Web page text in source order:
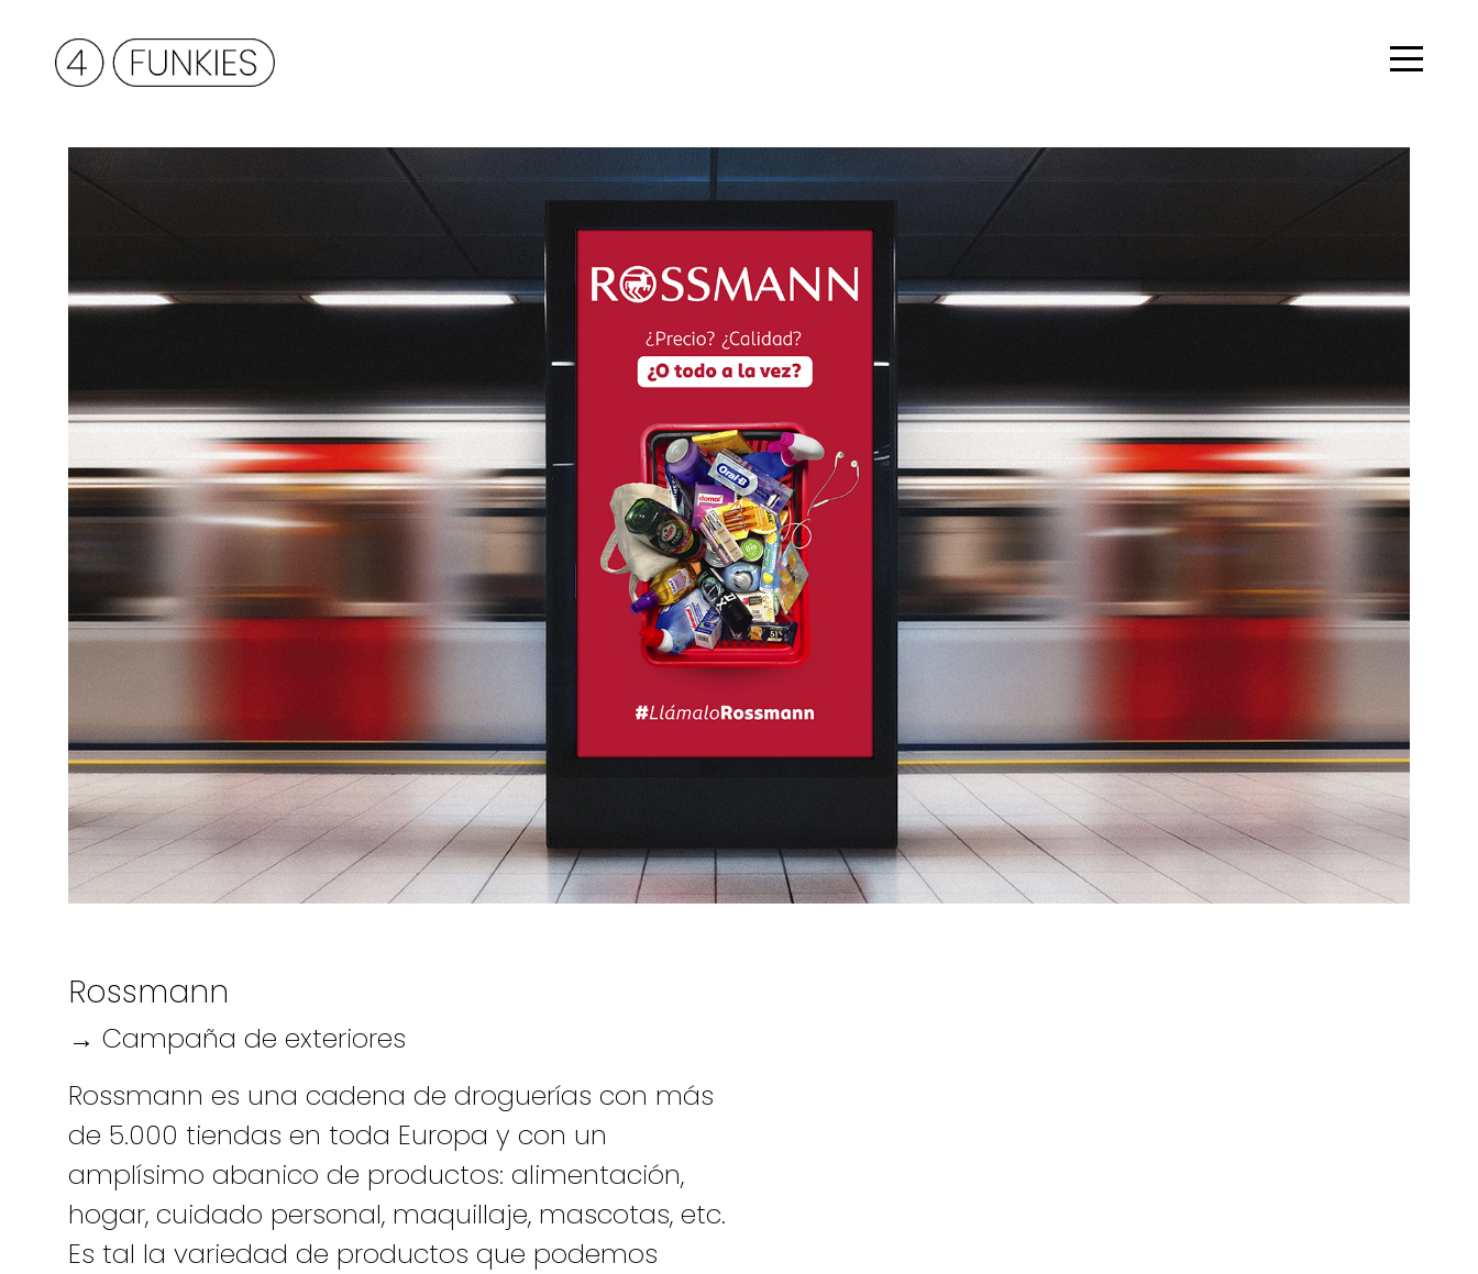
Rossmann
→ Campaña de exteriores
Rossmann es una cadena de droguerías con más
de 5.000 tiendas en toda Europa y con un
amplísimo abanico de productos: alimentación,
hogar, cuidado personal, maquillaje, mascotas, etc.
Es tal la variedad de productos que podemos